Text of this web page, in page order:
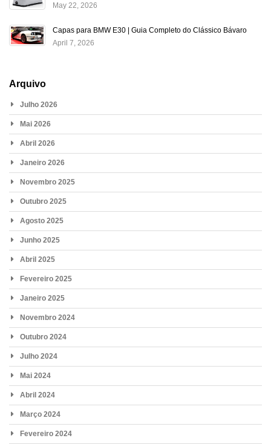
May 22, 2026
Capas para BMW E30 | Guia Completo do Clássico Bávaro
April 7, 2026
Arquivo
Julho 2026
Mai 2026
Abril 2026
Janeiro 2026
Novembro 2025
Outubro 2025
Agosto 2025
Junho 2025
Abril 2025
Fevereiro 2025
Janeiro 2025
Novembro 2024
Outubro 2024
Julho 2024
Mai 2024
Abril 2024
Março 2024
Fevereiro 2024